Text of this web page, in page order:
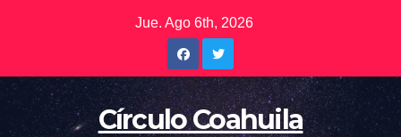
Jue. Ago 6th, 2026
Círculo Coahuila